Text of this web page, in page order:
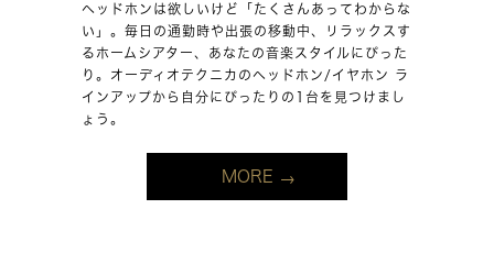
ヘッドホンは欲しいけど「たくさんあってわからな
い」。毎日の通勤時や出張の移動中、リラックスす
るホームシアター、あなたの音楽スタイルにぴった
り。オーディオテクニカのヘッドホン/イヤホン ラ
インアップから自分にぴったりの1台を見つけまし
ょう。
MORE